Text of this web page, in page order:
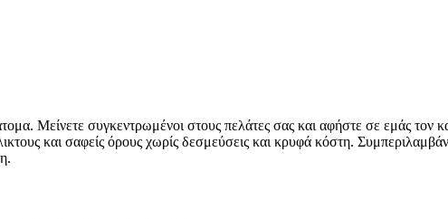
Μείνετε συγκεντρωμένοι στους πελάτες σας και αφήστε σε εμάς τον
και σαφείς όρους χωρίς δεσμεύσεις και κρυφά κόστη.